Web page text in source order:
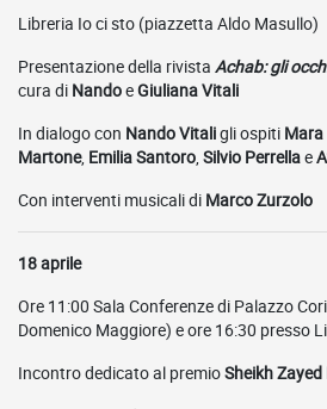
Libreria Io ci sto (piazzetta Aldo Masullo)
Presentazione della rivista Achab: gli
cura di NandoeGiuliana Vitali
In dialogo con Nando Vitaligli ospiti
Martone, Emilia Santoro, Silvio Perrellae
Con interventi musicali di Marco Zurzolo
18 aprile
Ore 11:00 Sala Conferenze di Palazzo
Domenico Maggiore) e ore 16:30 presso
Incontro dedicato al premioSheikh